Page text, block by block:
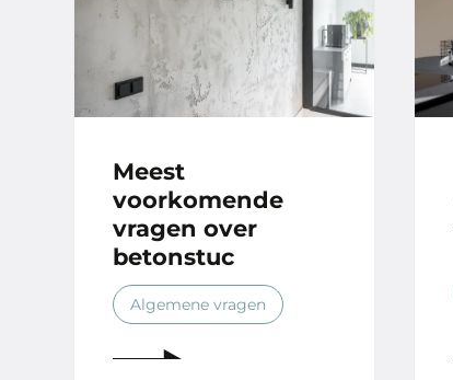
Meest
voorkomende
vragen over
betonstuc
Algemene vragen